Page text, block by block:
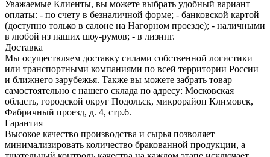
Уважаемые Клиенты, вы можете выбрать удобный вариант
оплаты: - по счету в безналичной форме; - банковской картой
(доступно только в салоне на Нагорном проезде); - наличными
в любой из наших шоу-румов; - в лизинг.
Доставка
Мы осуществляем доставку силами собственной логистики
или транспортными компаниями по всей территории России
и ближнего зарубежья. Также вы можете забрать товар
самостоятельно с нашего склада по адресу: Московская
область, городcкой округ Подольск, микрорайон Климовск,
Фабричный проезд, д. 4, стр.6.
Гарантия
Высокое качество производства и сырья позволяет
минимализировать количество бракованной продукции, а